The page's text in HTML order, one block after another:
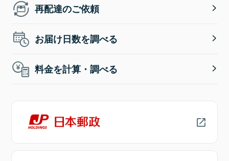
再配達のご依頼
お届け日数を調べる
料金を計算・調べる